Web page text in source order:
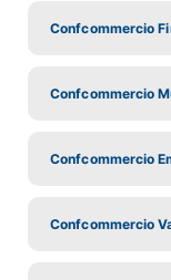
Confcommercio
Confcommercio
Confcommercio
Confcommercio